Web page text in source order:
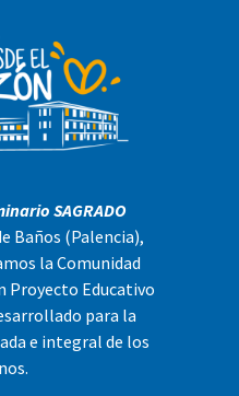
SAGRADO
Baños (Palencia),
la Comunidad
Proyecto Educativo
para la
e integral de los